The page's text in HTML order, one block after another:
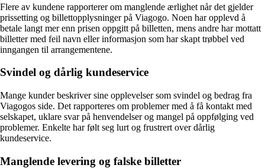
Flere av kundene rapporterer om manglende ærlighet når det gjelder
prissetting og billettopplysninger på Viagogo. Noen har opplevd å
betale langt mer enn prisen oppgitt på billetten, mens andre har mottatt
billetter med feil navn eller informasjon som har skapt trøbbel ved
inngangen til arrangementene.
Svindel og dårlig kundeservice
Mange kunder beskriver sine opplevelser som svindel og bedrag fra
Viagogos side. Det rapporteres om problemer med å få kontakt med
selskapet, uklare svar på henvendelser og mangel på oppfølging ved
problemer. Enkelte har følt seg lurt og frustrert over dårlig
kundeservice.
Manglende levering og falske billetter